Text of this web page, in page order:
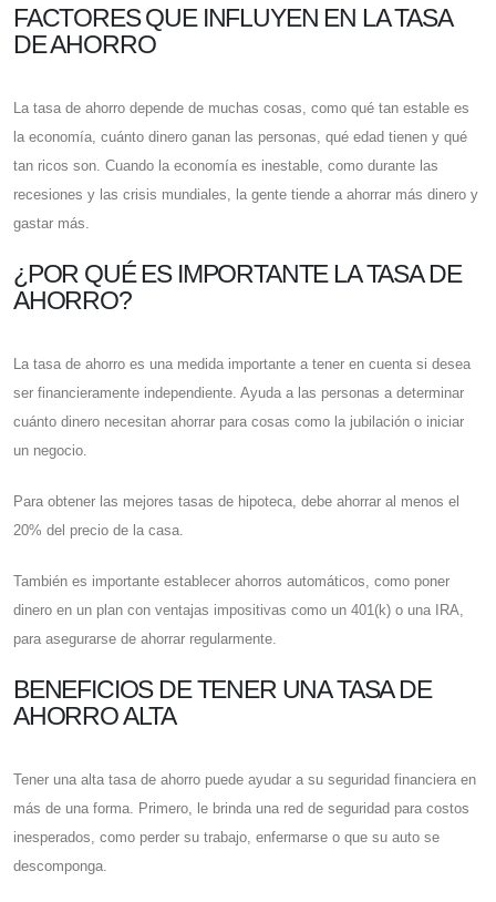
FACTORES QUE INFLUYEN EN LA TASA
DE AHORRO
La tasa de ahorro depende de muchas cosas, como qué tan estable es
la economía, cuánto dinero ganan las personas, qué edad tienen y qué
tan ricos son. Cuando la economía es inestable, como durante las
recesiones y las crisis mundiales, la gente tiende a ahorrar más dinero y
gastar más.
¿POR QUÉ ES IMPORTANTE LA TASA DE
AHORRO?
La tasa de ahorro es una medida importante a tener en cuenta si desea
ser financieramente independiente. Ayuda a las personas a determinar
cuánto dinero necesitan ahorrar para cosas como la jubilación o iniciar
un negocio.
Para obtener las mejores tasas de hipoteca, debe ahorrar al menos el
20% del precio de la casa.
También es importante establecer ahorros automáticos, como poner
dinero en un plan con ventajas impositivas como un 401(k) o una IRA,
para asegurarse de ahorrar regularmente.
BENEFICIOS DE TENER UNA TASA DE
AHORRO ALTA
Tener una alta tasa de ahorro puede ayudar a su seguridad financiera en
más de una forma. Primero, le brinda una red de seguridad para costos
inesperados, como perder su trabajo, enfermarse o que su auto se
descomponga.